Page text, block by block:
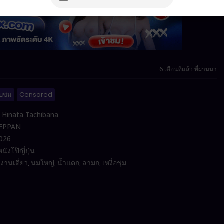
6 เดือนที่แล้ว ที่ผ่านมา
ชม Censored
Hinata Tachibana
นังโป๊ญี่ปุ่น
งานเดี่ยว, นมใหญ่, น้ำแตก, ลามก, เหงื่อชุ่ม